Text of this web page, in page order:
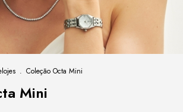
. Coleção Octa Mini
Mini